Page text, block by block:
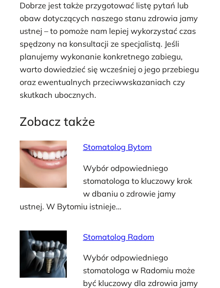
Dobrze jest także przygotować listę pytań lub
obaw dotyczących naszego stanu zdrowia jamy
ustnej – to pomoże nam lepiej wykorzystać czas
spędzony na konsultacji ze specjalistą. Jeśli
planujemy wykonanie konkretnego zabiegu,
warto dowiedzieć się wcześniej o jego przebiegu
oraz ewentualnych przeciwwskazaniach czy
skutkach ubocznych.
Zobacz także
Stomatolog Bytom
Wybór odpowiedniego
stomatologa to kluczowy krok
w dbaniu o zdrowie jamy
ustnej. W Bytomiu istnieje…
Stomatolog Radom
Wybór odpowiedniego
stomatologa w Radomiu może
być kluczowy dla zdrowia jamy